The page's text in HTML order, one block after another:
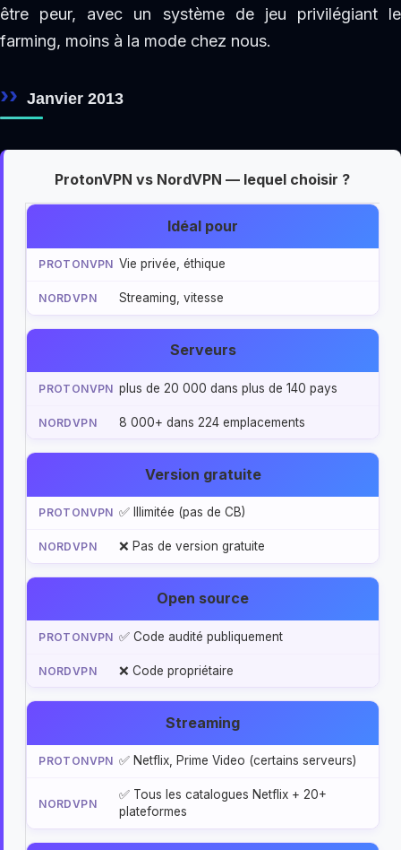
être peur, avec un système de jeu privilégiant le
farming, moins à la mode chez nous.
Janvier 2013
ProtonVPN vs NordVPN — lequel choisir ?
Idéal pour
Vie privée, éthique
Streaming, vitesse
Serveurs
plus de 20 000 dans plus de 140 pays
8 000+ dans 224 emplacements
Version gratuite
✅ Illimitée (pas de CB)
❌ Pas de version gratuite
Open source
✅ Code audité publiquement
❌ Code propriétaire
Streaming
✅ Netflix, Prime Video (certains serveurs)
✅ Tous les catalogues Netflix + 20+
plateformes